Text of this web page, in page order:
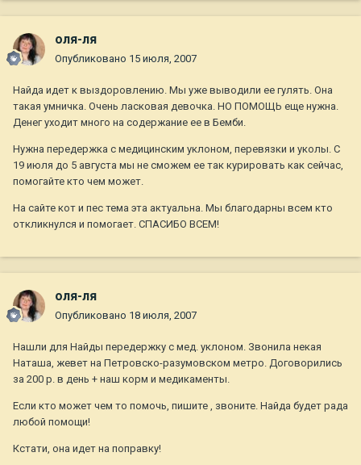
оля-ля
Опубликовано 15 июля, 2007
Найда идет к выздоровлению. Мы уже выводили ее гулять. Она
такая умничка. Очень ласковая девочка. НО ПОМОЩЬ еще нужна.
Денег уходит много на содержание ее в Бемби.
Нужна передержка с медицинским уклоном, перевязки и уколы. С
19 июля до 5 августа мы не сможем ее так курировать как сейчас,
помогайте кто чем может.
На сайте кот и пес тема эта актуальна. Мы благодарны всем кто
откликнулся и помогает. СПАСИБО ВСЕМ!
оля-ля
Опубликовано 18 июля, 2007
Нашли для Найды передержку с мед. уклоном. Звонила некая
Наташа, жевет на Петровско-разумовском метро. Договорились
за 200 р. в день + наш корм и медикаменты.
Если кто может чем то помочь, пишите , звоните. Найда будет рада
любой помощи!
Кстати, она идет на поправку!